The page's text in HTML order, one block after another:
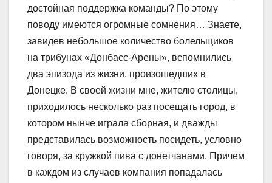
достойная поддержка команды? По этому
поводу имеются огромные сомнения… Знаете,
завидев небольшое количество болельщиков
на трибунах «Донбасс-Арены», вспомнились
два эпизода из жизни, произошедших в
Донецке. В своей жизни мне, жителю столицы,
приходилось несколько раз посещать город, в
котором нынче играла сборная, и дважды
представилась возможность посидеть, условно
говоря, за кружкой пива с донетчанами. Причем
в каждом из случаев компания попадалась